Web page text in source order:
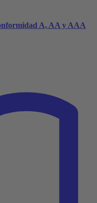
A, AA y AAA